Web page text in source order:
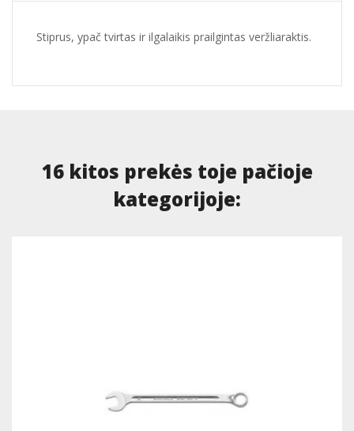
Stiprus, ypač tvirtas ir ilgalaikis prailgintas veržliaraktis.
16 kitos prekės toje pačioje
kategorijoje: